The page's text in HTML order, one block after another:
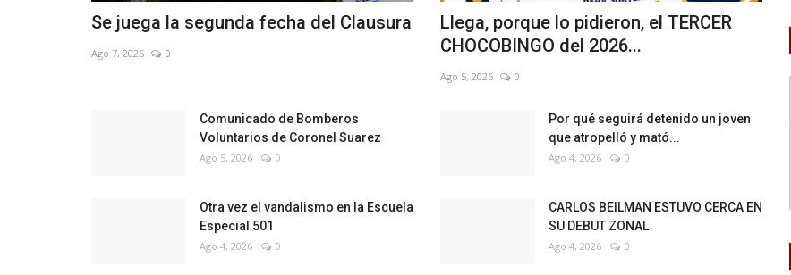
Se juega la segunda fecha del Clausura
Ago 7, 2026 0
Llega, porque lo pidieron, el TERCER
CHOCOBINGO del 2026...
Ago 5, 2026 0
Comunicado de Bomberos
Voluntarios de Coronel Suarez
Ago 5, 2026 0
Por qué seguirá detenido un joven
que atropelló y mató...
Ago 4, 2026 0
Otra vez el vandalismo en la Escuela
Especial 501
Ago 4, 2026 0
CARLOS BEILMAN ESTUVO CERCA EN
SU DEBUT ZONAL
Ago 4, 2026 0